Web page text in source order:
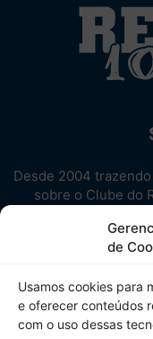
de
Usamos cookies para
e oferecer conteúdos
com o uso dessas
Desde 2004
sobre o Clube do